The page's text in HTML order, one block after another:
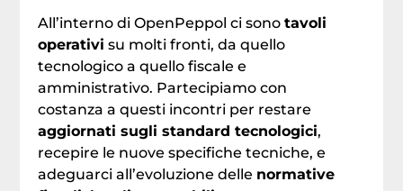
All’interno di OpenPeppol ci sonotavoli
operativi su molti fronti, da quello
tecnologico a quello fiscale e
amministrativo. Partecipiamo con
costanza a questi incontri per restare
aggiornati sugli standard tecnologici,
recepire le nuove specifiche tecniche, e
adeguarci all’evoluzione delle normative